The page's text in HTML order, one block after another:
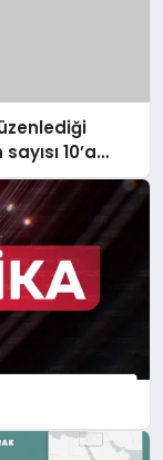
10’a